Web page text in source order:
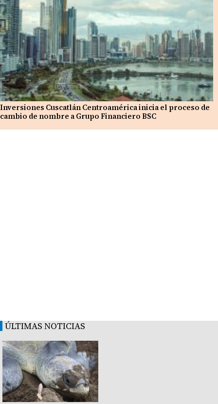
Inversiones Cuscatlán Centroamérica inicia el proceso de
cambio de nombre a Grupo Financiero BSC
ÚLTIMAS NOTICIAS